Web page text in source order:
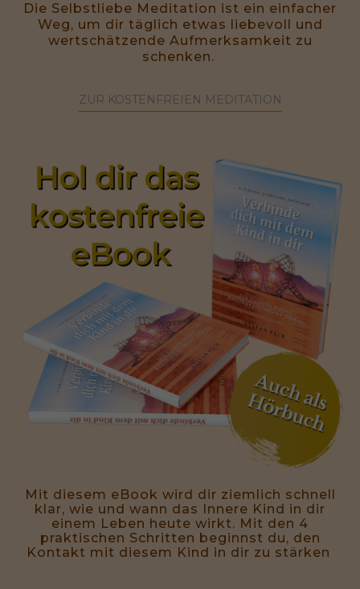
Die Selbstliebe Meditation ist ein einfacher
Weg, um dir täglich etwas liebevoll und
wertschätzende Aufmerksamkeit zu
schenken.
ZUR KOSTENFREIEN MEDITATION
Mit diesem eBook wird dir ziemlich schnell
klar, wie und wann das Innere Kind in dir
einem Leben heute wirkt. Mit den 4
praktischen Schritten beginnst du, den
Kontakt mit diesem Kind in dir zu stärken